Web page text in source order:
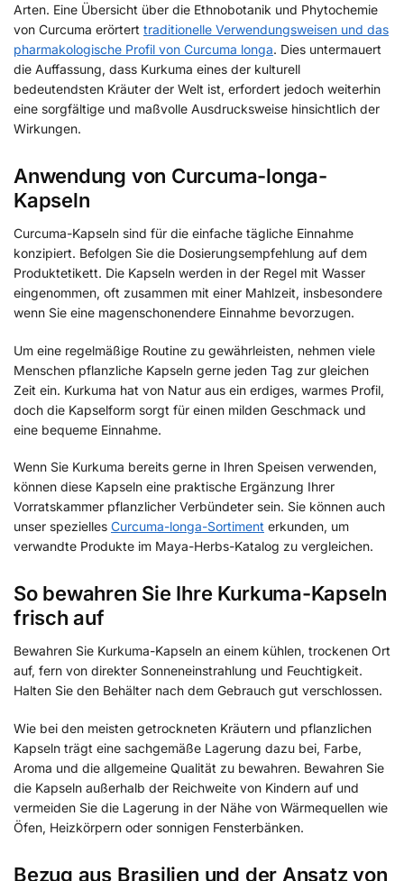
Arten. Eine Übersicht über die Ethnobotanik und Phytochemie
von Curcuma erörtert traditionelle Verwendungsweisen und das
pharmakologische Profil von Curcuma longa. Dies untermauert
die Auffassung, dass Kurkuma eines der kulturell
bedeutendsten Kräuter der Welt ist, erfordert jedoch weiterhin
eine sorgfältige und maßvolle Ausdrucksweise hinsichtlich der
Wirkungen.
Anwendung von Curcuma-longa-
Kapseln
Curcuma-Kapseln sind für die einfache tägliche Einnahme
konzipiert. Befolgen Sie die Dosierungsempfehlung auf dem
Produktetikett. Die Kapseln werden in der Regel mit Wasser
eingenommen, oft zusammen mit einer Mahlzeit, insbesondere
wenn Sie eine magenschonendere Einnahme bevorzugen.
Um eine regelmäßige Routine zu gewährleisten, nehmen viele
Menschen pflanzliche Kapseln gerne jeden Tag zur gleichen
Zeit ein. Kurkuma hat von Natur aus ein erdiges, warmes Profil,
doch die Kapselform sorgt für einen milden Geschmack und
eine bequeme Einnahme.
Wenn Sie Kurkuma bereits gerne in Ihren Speisen verwenden,
können diese Kapseln eine praktische Ergänzung Ihrer
Vorratskammer pflanzlicher Verbündeter sein. Sie können auch
unser spezielles Curcuma-longa-Sortiment erkunden, um
verwandte Produkte im Maya-Herbs-Katalog zu vergleichen.
So bewahren Sie Ihre Kurkuma-Kapseln
frisch auf
Bewahren Sie Kurkuma-Kapseln an einem kühlen, trockenen Ort
auf, fern von direkter Sonneneinstrahlung und Feuchtigkeit.
Halten Sie den Behälter nach dem Gebrauch gut verschlossen.
Wie bei den meisten getrockneten Kräutern und pflanzlichen
Kapseln trägt eine sachgemäße Lagerung dazu bei, Farbe,
Aroma und die allgemeine Qualität zu bewahren. Bewahren Sie
die Kapseln außerhalb der Reichweite von Kindern auf und
vermeiden Sie die Lagerung in der Nähe von Wärmequellen wie
Öfen, Heizkörpern oder sonnigen Fensterbänken.
Bezug aus Brasilien und der Ansatz von